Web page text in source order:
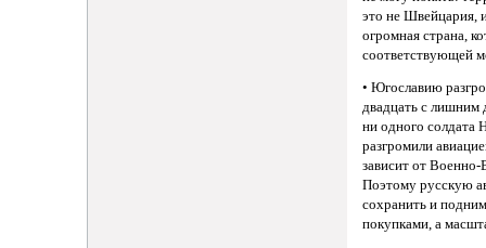
это не Швейцария,
огромная страна,
соответствующей
• Югославию
двадцать с лишним
ни одного
разгромили
зависит от
Поэтому русскую
сохранить и
покупками, а